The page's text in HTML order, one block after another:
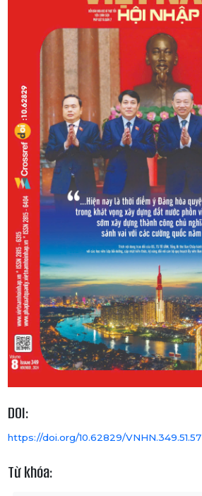
DOI:
https://doi.org/10.62829/VNHN.349.51.57
Từ khóa: